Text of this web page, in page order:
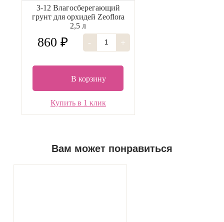
3-12 Влагосберегающий
грунт для орхидей Zeoflora
2,5 л
860 ₽ - +
В корзину
Купить в 1 клик
Вам может понравиться